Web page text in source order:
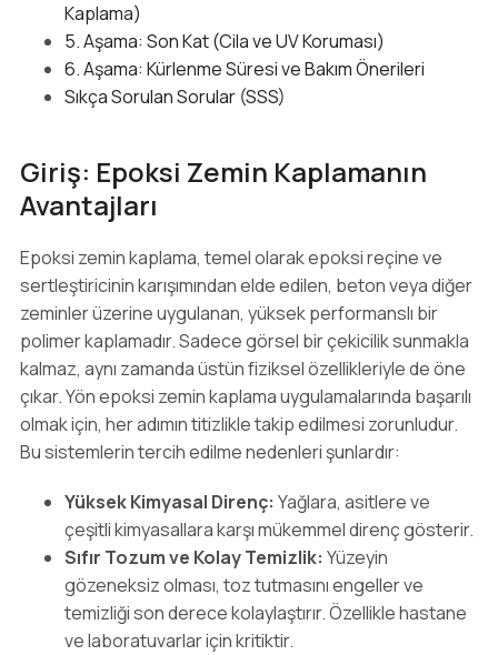
Kaplama)
5. Aşama: Son Kat (Cila ve UV Koruması)
6. Aşama: Kürlenme Süresi ve Bakım Önerileri
Sıkça Sorulan Sorular (SSS)
Giriş: Epoksi Zemin Kaplamanın
Avantajları
Epoksi zemin kaplama, temel olarak epoksi reçine ve
sertleştiricinin karışımından elde edilen, beton veya diğer
zeminler üzerine uygulanan, yüksek performanslı bir
polimer kaplamadır. Sadece görsel bir çekicilik sunmakla
kalmaz, aynı zamanda üstün fiziksel özellikleriyle de öne
çıkar. Yön epoksi zemin kaplama uygulamalarında başarılı
olmak için, her adımın titizlikle takip edilmesi zorunludur.
Bu sistemlerin tercih edilme nedenleri şunlardır:
Yüksek Kimyasal Direnç: Yağlara, asitlere ve
çeşitli kimyasallara karşı mükemmel direnç gösterir.
Sıfır Tozum ve Kolay Temizlik: Yüzeyin
gözeneksiz olması, toz tutmasını engeller ve
temizliği son derece kolaylaştırır. Özellikle hastane
ve laboratuvarlar için kritiktir.